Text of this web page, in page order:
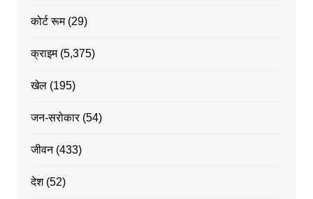
कोर्ट रूम(29)
क्राइम(5,375)
खेल(195)
जन-सरोकार(54)
जीवन(433)
देश(52)